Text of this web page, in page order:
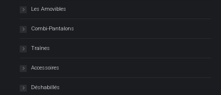
Les Amovibles
Combi-Pantalons
Traînes
Accessoires
Déshabillés